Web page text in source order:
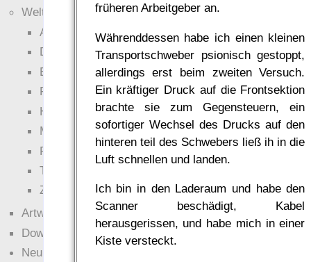
früheren Arbeitgeber an.
Währenddessen habe ich einen kleinen
Transportschweber psionisch gestoppt,
allerdings erst beim zweiten Versuch.
Ein kräftiger Druck auf die Frontsektion
brachte sie zum Gegensteuern, ein
sofortiger Wechsel des Drucks auf den
hinteren teil des Schwebers ließ ih in die
Luft schnellen und landen.
Ich bin in den Laderaum und habe den
Scanner beschädigt, Kabel
herausgerissen, und habe mich in einer
Kiste versteckt.
Welten
Ante Portas
Die neuen Lande
EWS-X
Freihändler
Hinter der Welt
Magie
RaumZeit
Technophob
Zettel-RPG
Artwork
Downloads
Neuigkeiten